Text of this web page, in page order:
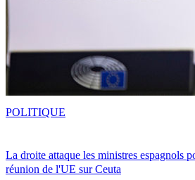
La droite attaque les ministres espagnols
réunion de l'UE sur Ceuta
POLITIQUE